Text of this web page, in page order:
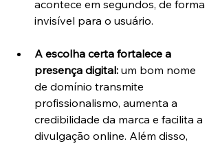
acontece em segundos, de forma
invisível para o usuário.
A escolha certa fortalece a
presença digital: um bom nome
de domínio transmite
profissionalismo, aumenta a
credibilidade da marca e facilita a
divulgação online. Além disso,